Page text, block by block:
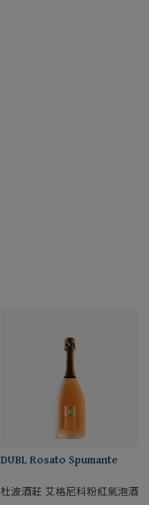
DUBL Rosato Spumante
杜波酒莊 艾格尼科粉紅氣泡酒